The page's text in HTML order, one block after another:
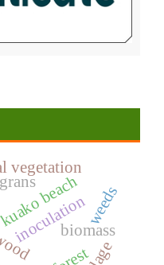
inoculation
beach
vegetation
biomass
weeds